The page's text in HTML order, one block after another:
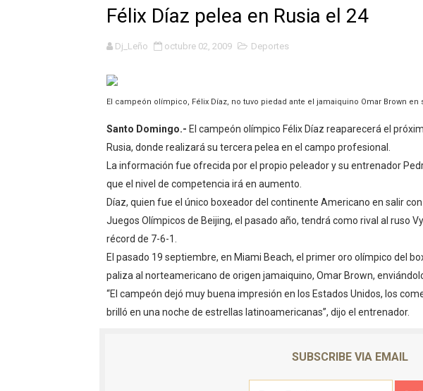
Autoridades indagan muerte de mujer en La
Accidente en Verón deja un motorista fallecido
El precio del brent cayó un 7,05 % a 83,77
Un sismo de magnitud 3,4 se registra en una
Incendio en Grecia quema 12,600 hectáreas y
Pacheman apuesta por la evolución del
Un derrumbe en el centro de Cuba deja dos
Condenan a dos 'streamers' franceses por
Félix Díaz pelea en Rusia el 24
Dj_Leño octubre 02, 2009 Deportes
El campeón olímpico, Félix Díaz, no tuvo piedad ante el jamaiquino Omar Brown en
Santo Domingo.- El campeón olímpico Félix Díaz reaparecerá el
Rusia, donde realizará su tercera pelea en el campo profesional.
La información fue ofrecida por el propio peleador y su entrenador
que el nivel de competencia irá en aumento.
Díaz, quien fue el único boxeador del continente Americano en salir
Juegos Olímpicos de Beijing, el pasado año, tendrá como rival al ruso
récord de 7-6-1.
El pasado 19 septiembre, en Miami Beach, el primer oro olímpico del
paliza al norteamericano de origen jamaiquino, Omar Brown,
“El campeón dejó muy buena impresión en los Estados Unidos, los
brilló en una noche de estrellas latinoamericanas”, dijo el entrenador.
SUBSCRIBE VIA EMAIL